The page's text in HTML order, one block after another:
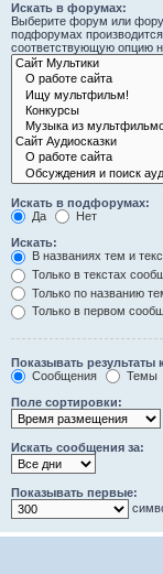
Искать в форумах:
Выберите форум или
подфорумах
соответствующую опцию
Искать в подфорумах:
Да
Нет
Искать:
В названиях тем и
Только в текстах
Только по названию
Только в первом
Показывать результаты
Сообщения
Темы
Поле сортировки:
Искать сообщения за:
Показывать первые: